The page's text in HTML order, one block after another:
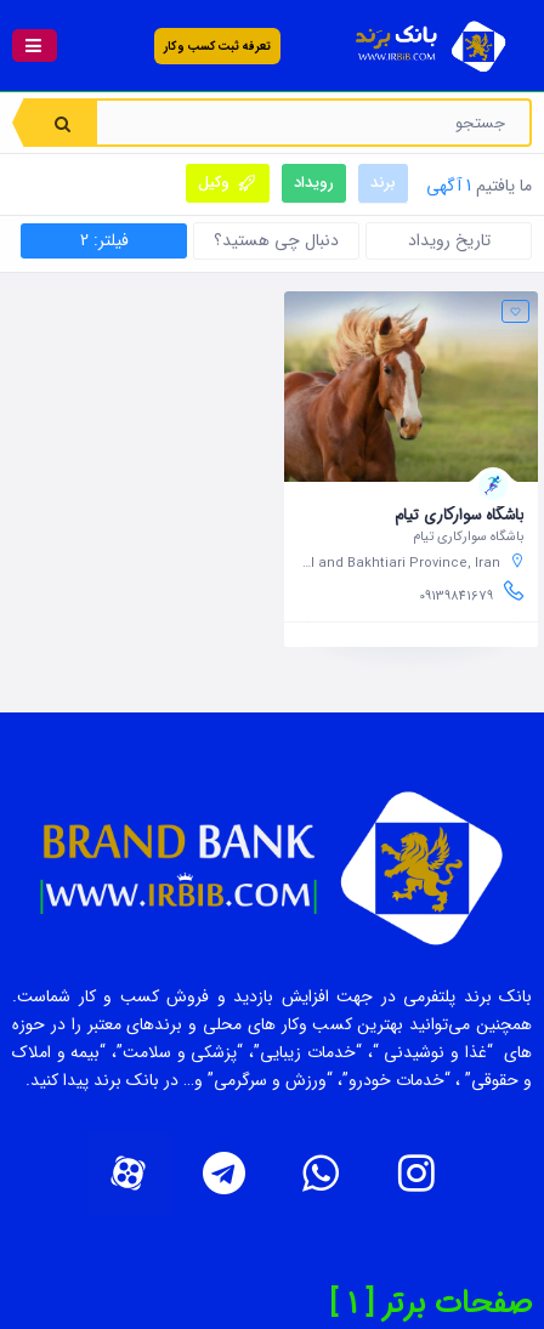
تعرفه ثبت کسب و کار
ما یافتیم1 آگهی برند رویداد وکیل
تاریخ رویداد دنبال چی هستید؟ فیلتر: 2
باشگاه سوارکاری تیام
باشگاه سوارکاری تیام
Shahr-e-Kord, Chaharmahal and Bakhtiari Province, Iran
09139841679‎
بانک برند پلتفرمی در جهت افزایش بازدید و فروش کسب و کار شماست.
همچنین می‌توانید بهترین کسب وکار های محلی و برندهای معتبر را در حوزه
های “غذا و نوشیدنی “، “خدمات زیبایی”، “پزشکی و سلامت”، “بیمه و املاک
و حقوقی” ، “خدمات خودرو”، “ورزش و سرگرمی” و… در بانک برند پیدا کنید.
صفحات برتر [ 1 ]